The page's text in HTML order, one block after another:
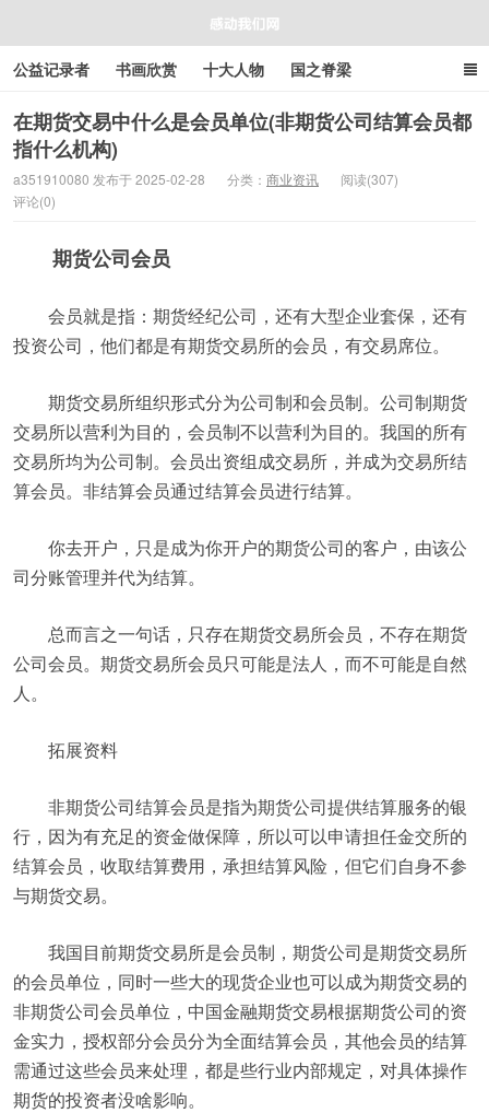
感动我们网
公益记录者 书画欣赏 十大人物 国之脊梁
好人好事 感人资讯 商业资讯 在线工具箱
在期货交易中什么是会员单位(非期货公司结算会员都
指什么机构)
a351910080 发布于 2025-02-28 分类： 商业资讯
阅读(307)
评论(0)
期货公司会员
会员就是指：期货经纪公司，还有大型企业套保，还有
投资公司，他们都是有期货交易所的会员，有交易席位。
期货交易所组织形式分为公司制和会员制。公司制期货
交易所以营利为目的，会员制不以营利为目的。我国的所有
交易所均为公司制。会员出资组成交易所，并成为交易所结
算会员。非结算会员通过结算会员进行结算。
你去开户，只是成为你开户的期货公司的客户，由该公
司分账管理并代为结算。
总而言之一句话，只存在期货交易所会员，不存在期货
公司会员。期货交易所会员只可能是法人，而不可能是自然
人。
拓展资料
非期货公司结算会员是指为期货公司提供结算服务的银
行，因为有充足的资金做保障，所以可以申请担任金交所的
结算会员，收取结算费用，承担结算风险，但它们自身不参
与期货交易。
我国目前期货交易所是会员制，期货公司是期货交易所
的会员单位，同时一些大的现货企业也可以成为期货交易的
非期货公司会员单位，中国金融期货交易根据期货公司的资
金实力，授权部分会员分为全面结算会员，其他会员的结算
需通过这些会员来处理，都是些行业内部规定，对具体操作
期货的投资者没啥影响。